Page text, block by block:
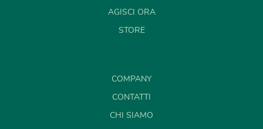
AGISCI ORA
STORE
COMPANY
CONTATTI
CHI SIAMO